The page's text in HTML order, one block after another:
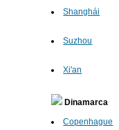
Shanghái
Suzhou
Xi'an
Dinamarca
Copenhague